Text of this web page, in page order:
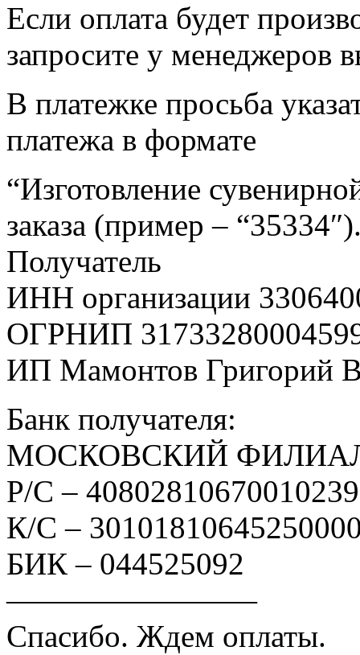
Если оплата будет
запросите у менеджеров
В платежке просьба
платежа в формате
“Изготовление
заказа (пример –
Получатель
ИНН организации
ОГРНИП
ИП Мамонтов Григорий
Банк получателя:
МОСКОВСКИЙ
Р/С –
К/С –
БИК – 044525092
————————
Спасибо. Ждем оплаты.